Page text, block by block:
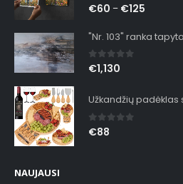
0out of 5
€60 – €125
"Nr. 103" ranka
0out of 5
€1,130
Užkandžių
0out of 5
€88
NAUJAUSI